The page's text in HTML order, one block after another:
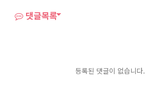
댓글목록
등록된 댓글이 없습니다.